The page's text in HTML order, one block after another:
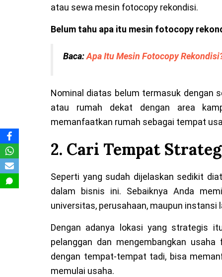
atau sewa mesin fotocopy rekondisi.
Belum tahu apa itu mesin fotocopy
Baca:Apa Itu Mesin Fotocopy
Nominal diatas belum termasuk dengan
atau rumah dekat dengan area
memanfaatkan rumah sebagai tempat
2. Cari Tempat
Seperti yang sudah dijelaskan sedikit
dalam bisnis ini. Sebaiknya Anda
universitas, perusahaan, maupun instansi
Dengan adanya lokasi yang strategis
pelanggan dan mengembangkan
dengan tempat-tempat tadi, bisa
memulai usaha.